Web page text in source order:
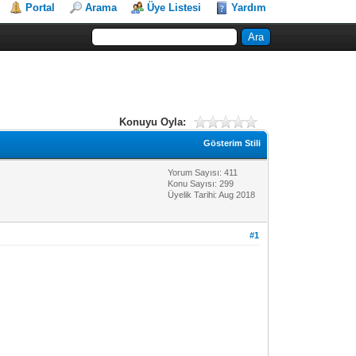
Portal Arama Üye Listesi Yardım
Konuyu Oyla:
Gösterim Stili
Yorum Sayısı: 411
Konu Sayısı: 299
Üyelik Tarihi: Aug 2018
#1